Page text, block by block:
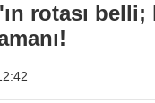
rotası